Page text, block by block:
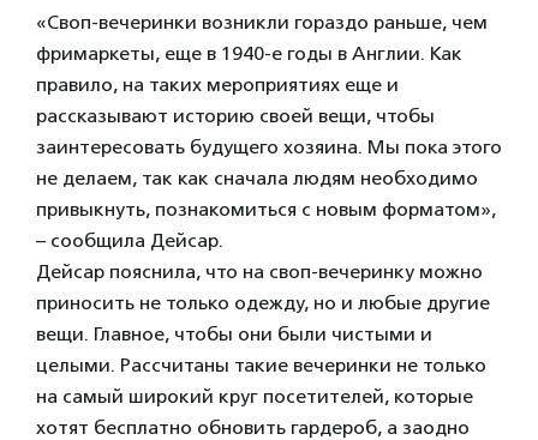
«Своп-вечеринки возникли гораздо раньше, чем
фримаркеты, еще в 1940-е годы в Англии. Как
правило, на таких мероприятиях еще и
рассказывают историю своей вещи, чтобы
заинтересовать будущего хозяина. Мы пока этого
не делаем, так как сначала людям необходимо
привыкнуть, познакомиться с новым форматом»,
– сообщила Дейсар.
Дейсар пояснила, что на своп-вечеринку можно
приносить не только одежду, но и любые другие
вещи. Главное, чтобы они были чистыми и
целыми. Рассчитаны такие вечеринки не только
на самый широкий круг посетителей, которые
хотят бесплатно обновить гардероб, а заодно